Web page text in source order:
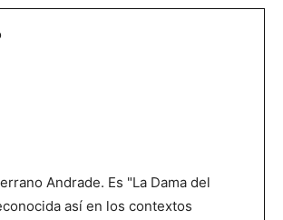
Andrade. Es "La Dama del
así en los contextos